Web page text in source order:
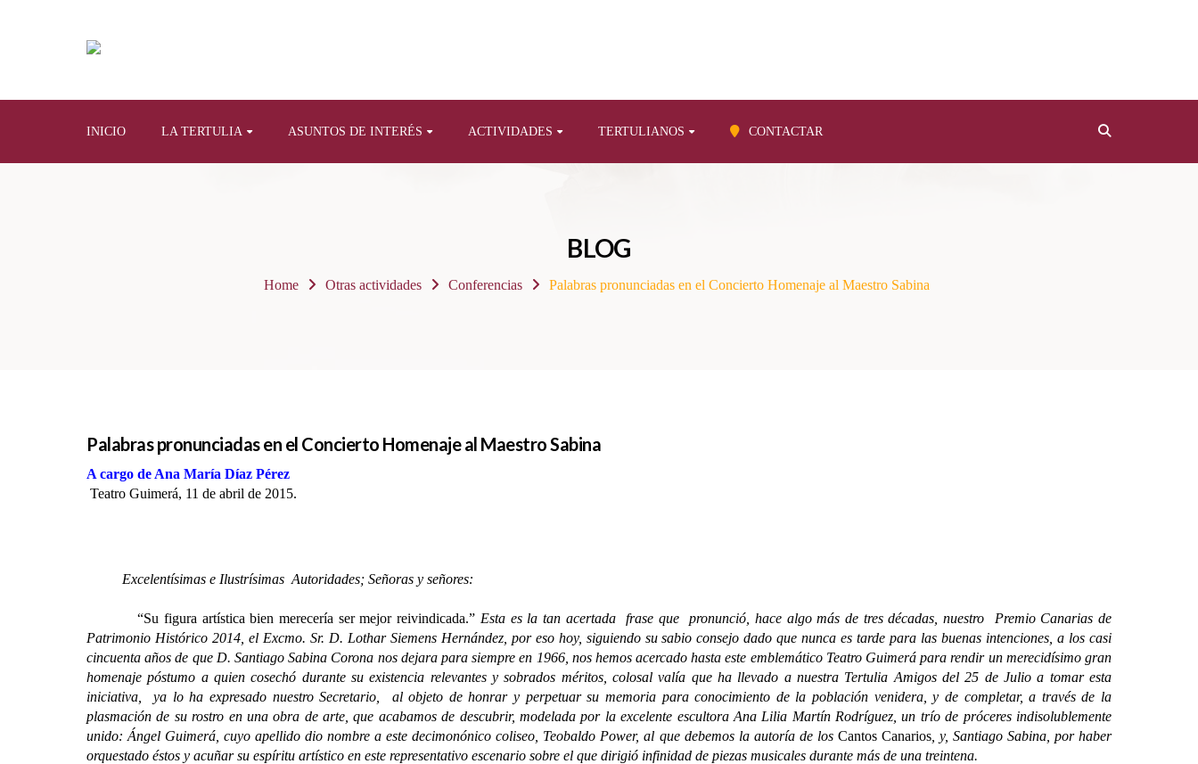
INICIO LA TERTULIA ASUNTOS DE INTERÉS ACTIVIDADES TERTULIANOS CONTACTAR
BLOG
Home Otras actividades Conferencias Palabras pronunciadas en el Concierto Homenaje al Maestro Sabina
Palabras pronunciadas en el Concierto Homenaje al Maestro Sabina
A cargo de Ana María Díaz Pérez
Teatro Guimerá, 11 de abril de 2015.
Excelentísimas e Ilustrísimas Autoridades; Señoras y señores:
“Su figura artística bien merecería ser mejor reivindicada.” Esta es la tan acertada frase que pronunció, hace algo más de tres décadas, nuestro Premio Canarias de
Patrimonio Histórico 2014, el Excmo. Sr. D. Lothar Siemens Hernández, por eso hoy, siguiendo su sabio consejo dado que nunca es tarde para las buenas intenciones, a los casi
cincuenta años de que D. Santiago Sabina Corona nos dejara para siempre en 1966, nos hemos acercado hasta este emblemático Teatro Guimerá para rendir un merecidísimo gran
homenaje póstumo a quien cosechó durante su existencia relevantes y sobrados méritos, colosal valía que ha llevado a nuestra Tertulia Amigos del 25 de Julio a tomar esta
iniciativa, ya lo ha expresado nuestro Secretario, al objeto de honrar y perpetuar su memoria para conocimiento de la población venidera, y de completar, a través de la
plasmación de su rostro en una obra de arte, que acabamos de descubrir, modelada por la excelente escultora Ana Lilia Martín Rodríguez, un trío de próceres indisolublemente
unido: Ángel Guimerá, cuyo apellido dio nombre a este decimonónico coliseo, Teobaldo Power, al que debemos la autoría de los Cantos Canarios, y, Santiago Sabina, por haber
orquestado éstos y acuñar su espíritu artístico en este representativo escenario sobre el que dirigió infinidad de piezas musicales durante más de una treintena.